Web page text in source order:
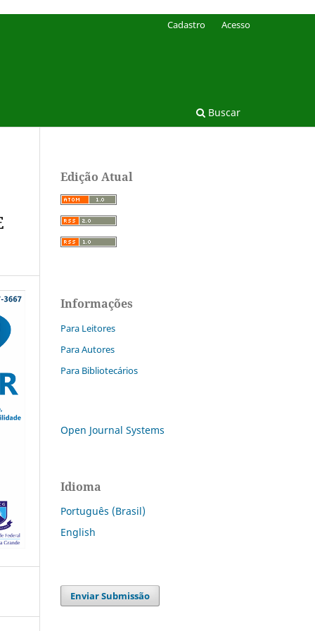
Buscar
Cadastro Acesso
Edição Atual
Informações
Para Leitores
Para Autores
Para Bibliotecários
Open Journal Systems
Idioma
Português (Brasil)
English
Enviar Submissão